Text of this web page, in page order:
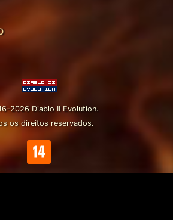
2026 Diablo II Evolution.
os direitos reservados.